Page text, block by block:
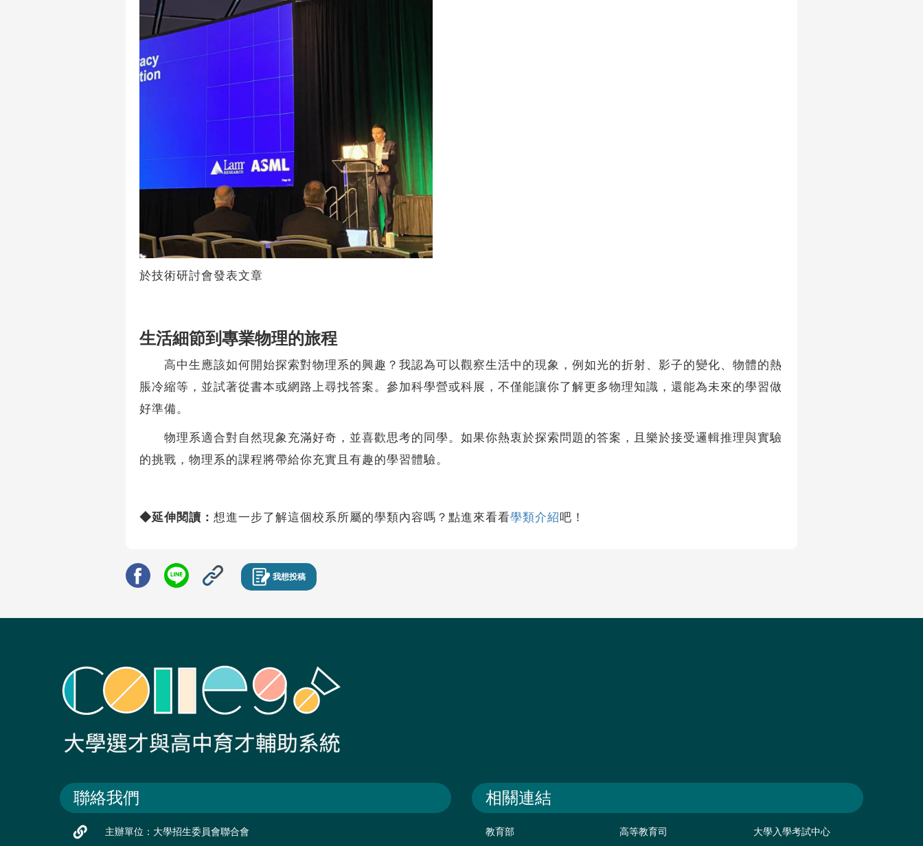
於技術研討會發表文章
生活細節到專業物理的旅程
高中生應該如何開始探索對物理系的興趣？我認為可以觀察生活中的現象，例如光的折射、影子的變化、物體的熱
脹冷縮等，並試著從書本或網路上尋找答案。參加科學營或科展，不僅能讓你了解更多物理知識，還能為未來的學習做
好準備。
物理系適合對自然現象充滿好奇，並喜歡思考的同學。如果你熱衷於探索問題的答案，且樂於接受邏輯推理與實驗
的挑戰，物理系的課程將帶給你充實且有趣的學習體驗。
◆延伸閱讀： 想進一步了解這個校系所屬的學類內容嗎？點進來看看學類介紹吧！
我想投稿
聯絡我們
主辦單位：大學招生委員會聯合會
相關連結
教育部 高等教育司 大學入學考試中心